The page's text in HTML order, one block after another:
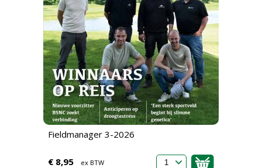
Fieldmanager 3-2026
€ 8,95 ex BTW